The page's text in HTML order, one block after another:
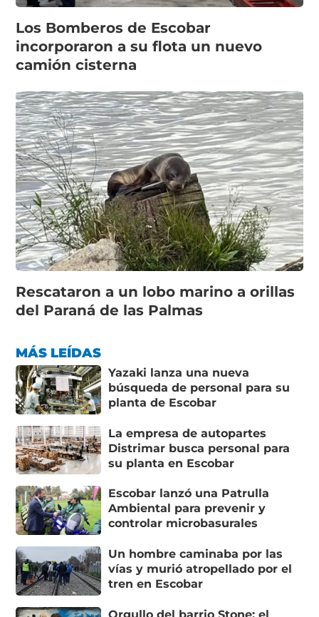
Los Bomberos de Escobar
incorporaron a su flota un nuevo
camión cisterna
Rescataron a un lobo marino a orillas
del Paraná de las Palmas
MÁS LEÍDAS
Yazaki lanza una nueva
búsqueda de personal para su
planta de Escobar
La empresa de autopartes
Distrimar busca personal para
su planta en Escobar
Escobar lanzó una Patrulla
Ambiental para prevenir y
controlar microbasurales
Un hombre caminaba por las
vías y murió atropellado por el
tren en Escobar
Orgullo del barrio Stone: el